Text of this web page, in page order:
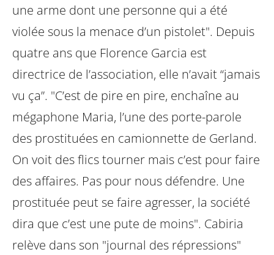
une arme dont une personne qui a été
violée sous la menace d’un pistolet". Depuis
quatre ans que Florence Garcia est
directrice de l’association, elle n’avait “jamais
vu ça”. "C’est de pire en pire, enchaîne au
mégaphone Maria, l’une des porte-parole
des prostituées en camionnette de Gerland.
On voit des flics tourner mais c’est pour faire
des affaires. Pas pour nous défendre. Une
prostituée peut se faire agresser, la société
dira que c’est une pute de moins". Cabiria
relève dans son "journal des répressions"